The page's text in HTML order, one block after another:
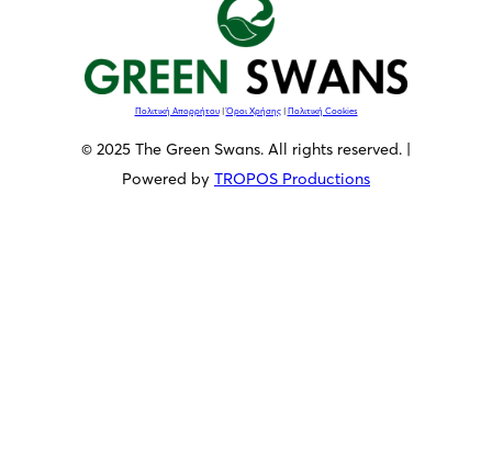
Πολιτική Απορρήτου|Όροι Χρήσης| Πολιτική Cookies
© 2025 The Green Swans. All rights reserved. |
Powered by TROPOS Productions